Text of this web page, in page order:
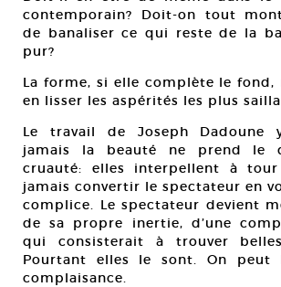
contemporain? Doit-on tout
de banaliser ce qui reste de la
pur?
La forme, si elle complète le fond,
en lisser les aspérités les plus
Le travail de Joseph Dadoune
jamais la beauté ne prend le
cruauté: elles interpellent à
jamais convertir le spectateur en
complice. Le spectateur devient
de sa propre inertie, d’une
qui consisterait à trouver
Pourtant elles le sont. On peut
complaisance.